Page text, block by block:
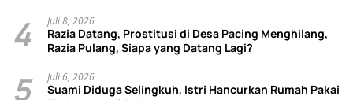
4 Juli 8, 2026
Razia Datang, Prostitusi di Desa Pacing Menghilang,
Razia Pulang, Siapa yang Datang Lagi?
5 Juli 6, 2026
Suami Diduga Selingkuh, Istri Hancurkan Rumah Pakai